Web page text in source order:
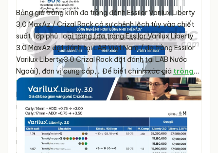
Bảng giá tròng kính đa tròng đánh Essilor Varilux Liberty
3.0 MaxAz / Crizal Rock có sự chênh lệch tùy vào chiết
suất, lớp phủ, loại tròng (đa tròng Essilor Varilux Liberty
3.0 MaxAz đặt đánh tại LAB Việt Nam / đa tròng Essilor
Varilux Liberty 3.0 Crizal Rock đặt đánh tại LAB Nước
Ngoài), đơn vị cung cấp,... Để biết chính xác giá tròng
kính Essilor Varilux
, bạn nên đến trực tiếp cửa hàng mắt
kính uy tín để được các Kỹ thuật viên khúc xạ có chuyên
môn kiểm tra thị lực, tư vấn tròng kính phù hợp và báo giá
chi tiết.Dưới đây là bảng giá tròng kính đa tròng cao cấp
Essilor Varilux Liberty 3.0 đặt đánh chính hãng Pháp mới
nhất được niêm yết trên toàn hệ thống Mắt Kính Tâm